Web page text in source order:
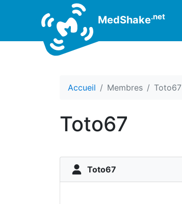
MedShake.net
Accueil Membres Toto67
Toto67
Toto67